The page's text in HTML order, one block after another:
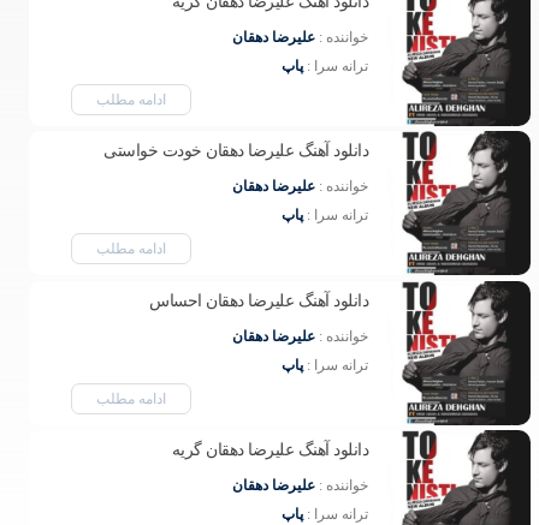
خواننده : علیرضا دهقان
ترانه سرا : پاپ
ادامه مطلب
دانلود آهنگ علیرضا دهقان خودت خواستی
خواننده : علیرضا دهقان
ترانه سرا : پاپ
ادامه مطلب
دانلود آهنگ علیرضا دهقان احساس
خواننده : علیرضا دهقان
ترانه سرا : پاپ
ادامه مطلب
دانلود آهنگ علیرضا دهقان گریه
خواننده : علیرضا دهقان
ترانه سرا : پاپ